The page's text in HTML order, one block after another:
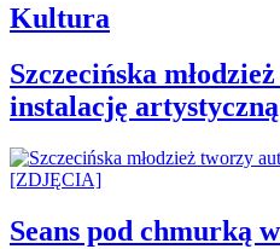
Kultura
Szczecińska
instalację
Seans pod chmurką